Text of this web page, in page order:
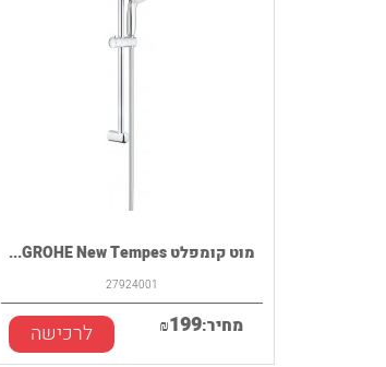
מוט קומפלט GROHE New Tempes...
27924001
מחיר: ₪199 לרכישה